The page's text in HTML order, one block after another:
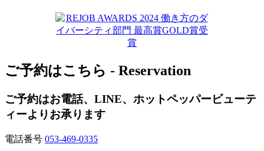
ご予約はこちら - Reservation
ご予約はお電話、LINE、ホットペッパービューテ
ィーよりお承ります
電話番号 053-469-0335